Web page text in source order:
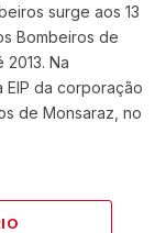
surge aos 13
Bombeiros de
Na
EIP da corporação
de Monsaraz, no